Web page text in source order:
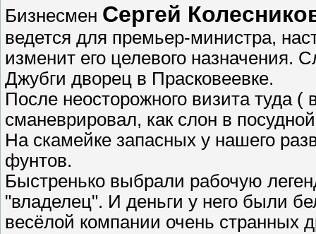
Бизнесмен Сергей
ведется для премьер-министра,
изменит его целевого назначения.
Джубги дворец в Прасковеевке.
После неосторожного визита туда
сманеврировал, как слон в
На скамейке запасных у нашего
фунтов.
Быстренько выбрали рабочую
"владелец". И деньги у него были
весёлой компании очень странных